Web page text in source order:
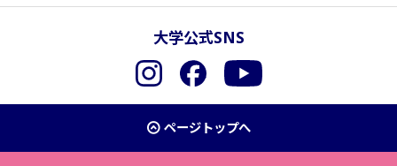
大学公式SNS
InstagramFacebookYouTube
ページトップへ